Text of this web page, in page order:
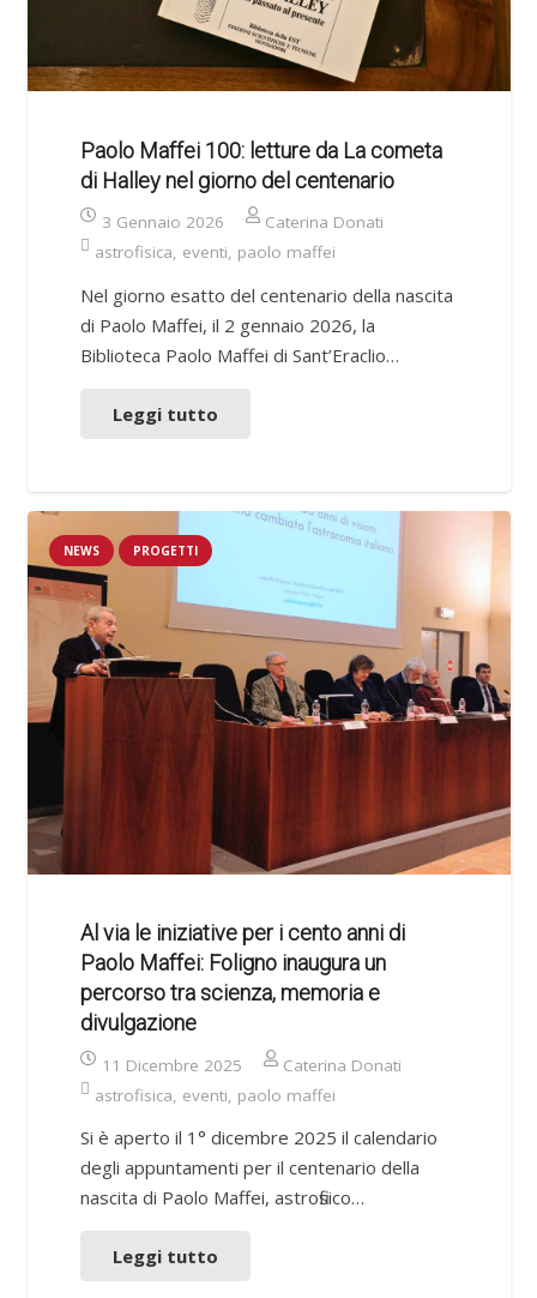
Paolo Maffei 100: letture da La cometa
di Halley nel giorno del centenario
3 Gennaio 2026
Caterina Donati
astrofisica, eventi, paolo maffei
Nel giorno esatto del centenario della nascita
di Paolo Maffei, il 2 gennaio 2026, la
Biblioteca Paolo Maffei di Sant’Eraclio…
Leggi tutto
NEWS PROGETTI
Al via le iniziative per i cento anni di
Paolo Maffei: Foligno inaugura un
percorso tra scienza, memoria e
divulgazione
11 Dicembre 2025
Caterina Donati
astrofisica, eventi, paolo maffei
Si è aperto il 1° dicembre 2025 il calendario
degli appuntamenti per il centenario della
nascita di Paolo Maffei, astrofisico…
Leggi tutto